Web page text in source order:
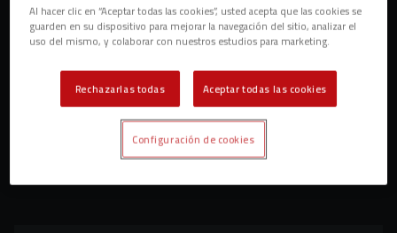
Al hacer clic en “Aceptar todas las cookies”, usted acepta que las cookies se
guarden en su dispositivo para mejorar la navegación del sitio, analizar el
uso del mismo, y colaborar con nuestros estudios para marketing.
Rechazarlas todas Aceptar todas las cookies
Configuración de cookies